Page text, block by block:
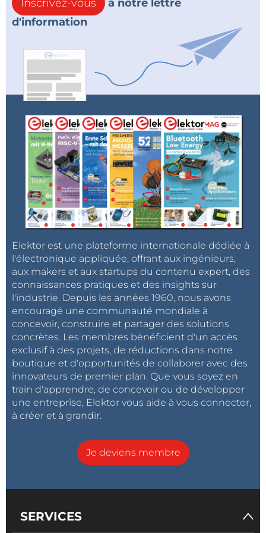
évolution montre que la cybersécurité n’est plus une
option. Elle devient une composante essentielle de
la connectivité. Les solutions capables d’intégrer ces
exigences permettent de sécuriser les systèmes
tout en simplifiant la conformité réglementaire, un
enjeu central pour les années à venir.
HMS Networks AB
Inscrivez-vous
à notre lettre
d'information
Elektor est une plateforme internationale dédiée à
l'électronique appliquée, offrant aux ingénieurs,
aux makers et aux startups du contenu expert, des
connaissances pratiques et des insights sur
l'industrie. Depuis les années 1960, nous avons
encouragé une communauté mondiale à
concevoir, construire et partager des solutions
concrètes. Les membres bénéficient d'un accès
exclusif à des projets, de réductions dans notre
boutique et d'opportunités de collaborer avec des
innovateurs de premier plan. Que vous soyez en
train d'apprendre, de concevoir ou de développer
une entreprise, Elektor vous aide à vous connecter,
à créer et à grandir.
Je deviens membre
SERVICES